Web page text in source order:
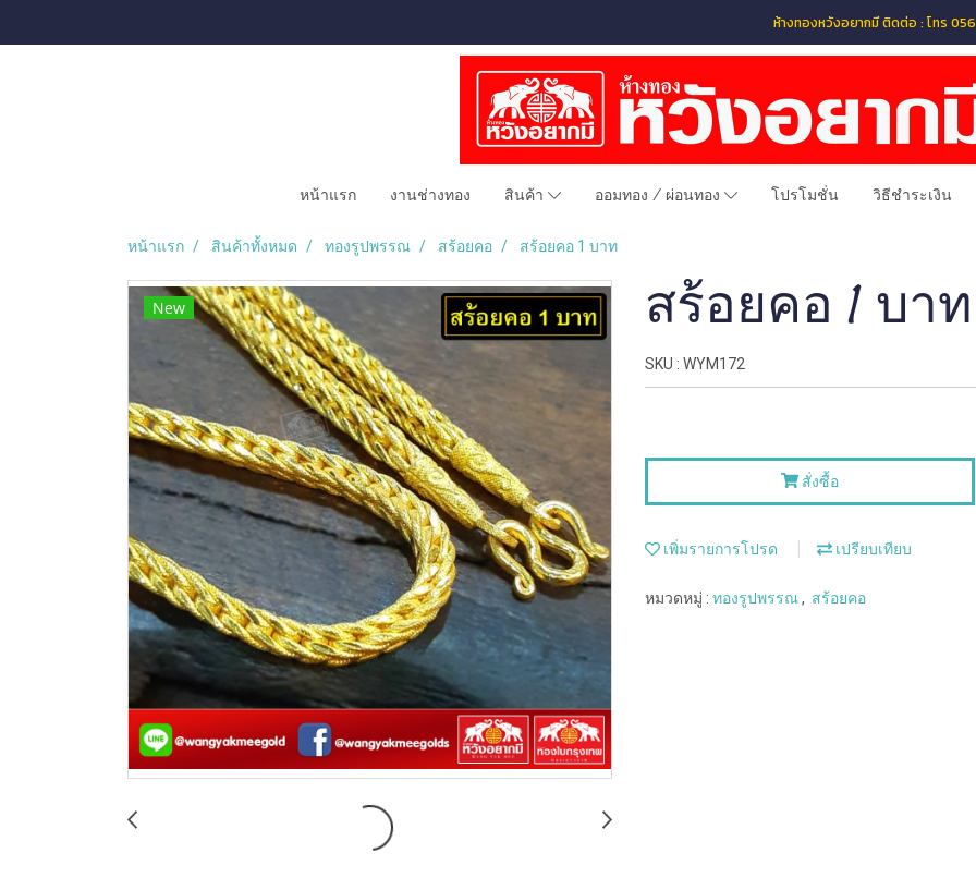
ห้างทองหวังอยากมี ติดต่อ : โทร
หน้าแรก งานช่างทอง สินค้า ออมทอง / ผ่อนทอง โปรโมชั่น วิธีชำระเงิน
หน้าแรก สินค้าทั้งหมด ทองรูปพรรณ สร้อยคอ สร้อยคอ 1 บาท
New สร้อยคอ 1 บาท
SKU : WYM172
สั่งซื้อ
เพิ่มรายการโปรด เปรียบเทียบ
หมวดหมู่ : ทองรูปพรรณ, สร้อยคอ